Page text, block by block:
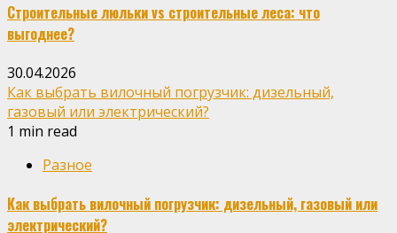
Строительные люльки vs строительные леса: что
выгоднее?
30.04.2026
Как выбрать вилочный погрузчик: дизельный,
газовый или электрический?
1 min read
Разное
Как выбрать вилочный погрузчик: дизельный, газовый или
электрический?